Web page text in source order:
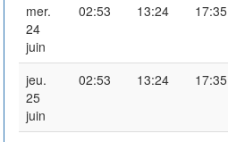
mer.
24
juin
02:53 13:24 17:35
jeu.
25
juin
02:53 13:24 17:35